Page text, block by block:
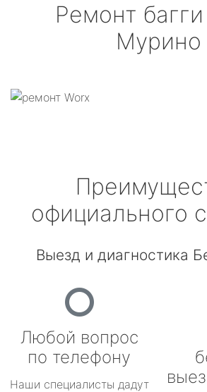
Ремонт багги
Мурино
официального
Выезд и диагностика
Любой вопрос
по телефону
Наши специалисты дадут